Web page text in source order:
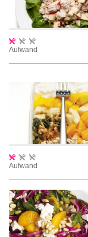
Aufwand
Aufwand